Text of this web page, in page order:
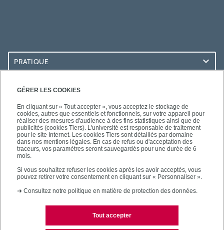
GÉRER LES COOKIES
En cliquant sur « Tout accepter », vous acceptez le stockage de
cookies, autres que essentiels et fonctionnels, sur votre appareil pour
réaliser des mesures d'audience à des fins statistiques ainsi que de
publicités (cookies Tiers). L'université est responsable de traitement
pour le site Internet. Les cookies Tiers sont détaillés par domaine
dans nos mentions légales. En cas de refus ou d'acceptation des
traceurs, vos paramètres seront sauvegardés pour une durée de 6
mois.
Si vous souhaitez refuser les cookies après les avoir acceptés, vous
pouvez retirer votre consentement en cliquant sur « Personnaliser ».
➜ Consultez notre politique en matière de protection des données.
Tout accepter
PRATIQUE
ACCÈS RAPIDES
SUIVEZ-NOUS
Contacts